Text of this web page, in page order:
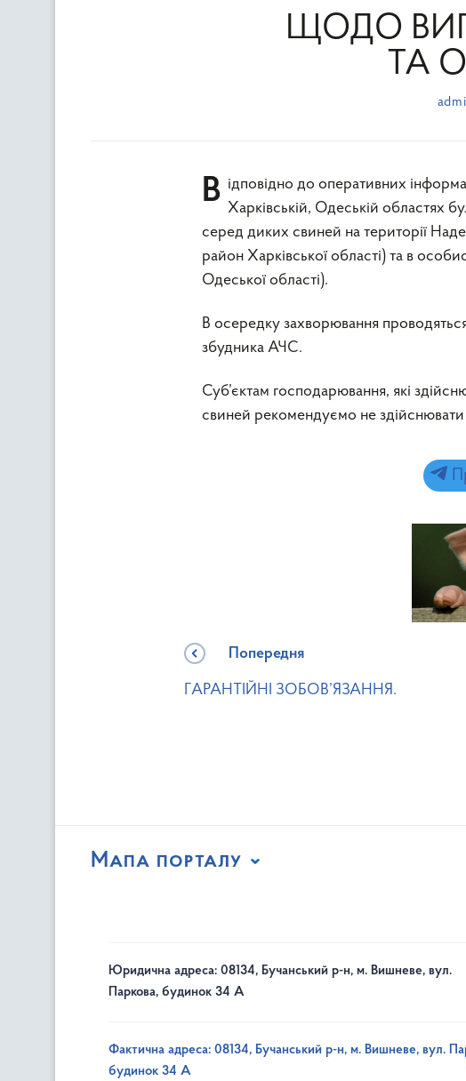
ЩОДО
ТА
Відповідно до оперативних інформацій Головного управління Держпродспоживслужби в Харківській, Одеській областях
серед диких свиней на території
район Харківської області) та в
Одеської області).
В осередку захворювання
збудника АЧС.
Суб’єктам господарювання, які
свиней рекомендуємо не здійснювати
Попередня
ГАРАНТІЙНІ ЗОБОВ’ЯЗАННЯ.
Мапа порталу
Юридична адреса: 08134, Бучанський р-н, м. Вишневе, вул.
Паркова, будинок 34 А
Фактична адреса: 08134, Бучанський р-н, м. Вишневе, вул.
будинок 34 А